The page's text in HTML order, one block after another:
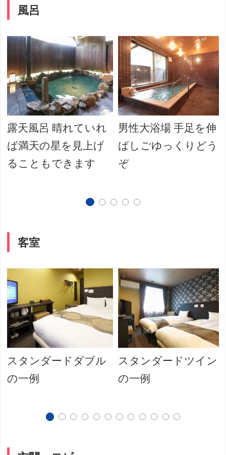
風呂
露天風呂 晴れていれ
ば満天の星を見上げ
ることもできます
男性大浴場 手足を伸
ばしごゆっくりどう
ぞ
客室
スタンダードダブル
の一例
スタンダードツイン
の一例